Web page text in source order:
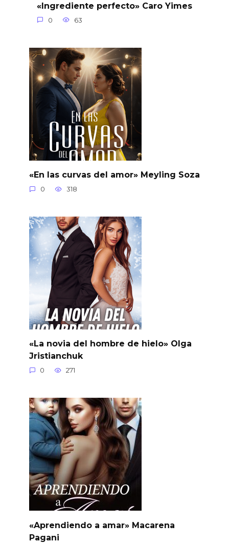
«Ingrediente perfecto» Caro Yimes
0 63
«En las curvas del amor» Meyling Soza
0 318
«La novia del hombre de hielo» Olga
Jristianchuk
0 271
«Aprendiendo a amar» Macarena
Pagani